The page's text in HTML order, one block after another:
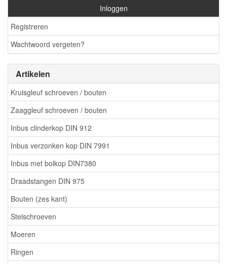
Inloggen
Registreren
Wachtwoord vergeten?
Artikelen
Kruisgleuf schroeven / bouten
Zaaggleuf schroeven / bouten
Inbus clinderkop DIN 912
Inbus verzonken kop DIN 7991
Inbus met bolkop DIN7380
Draadstangen DIN 975
Bouten (zes kant)
Stelschroeven
Moeren
Ringen